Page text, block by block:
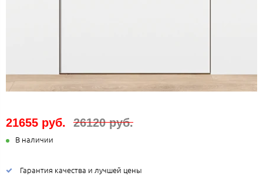
21655 руб. 26120 руб.
В наличии
Гарантия качества и лучшей цены